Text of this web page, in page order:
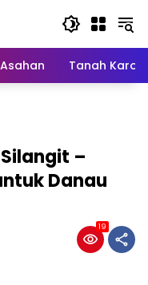
Asahan Tanah Karo
–
Danau
19